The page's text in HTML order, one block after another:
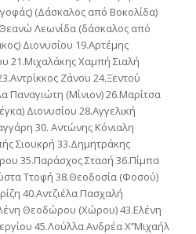
(Δάσκαλος από Βοκολίδα)
Λεωνίδα (δάσκαλος από
Διονυσίου 19.Αρτέμης
21.Μιχαλάκης Χαμπή Σιαλή
Ζάνου 24.Ξεντού
Παναγιώτη (Μίνιον) 26.Μαρίτσα
Διονυσίου 28.Αγγελική
30. Αντώνης Κόνιαλη
Σιουκρή 33.Δημητράκης
35.Παράσχος Στασή 36.Πίμπα
Ττοφή 38.Θεοδοσία (Φοσού)
40.Αντζιέλα Πασχαλή
Θεοδώρου (Χώρου) 43.Ελένη
45.Λούλλα Ανδρέα Χ’’Μιχαήλ